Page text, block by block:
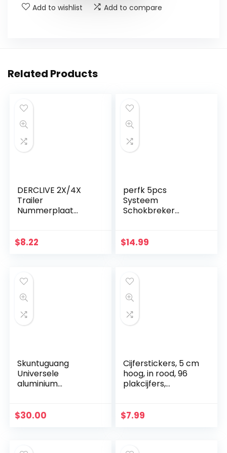
Add to wishlist Add to compare
Related Products
DERCLIVE 2X/4X
Trailer
Nummerplaat
Staal PAIR TR112,
$8.22
perfk 5pcs
Systeem
Schokbreker
Deur
$14.99
Skuntuguang
Universele
aluminium
nummerplaathoud
$30.00
Cijferstickers, 5 cm
hoog, in rood, 96
plakcijfers,
ideaal voor buiten,
$7.99